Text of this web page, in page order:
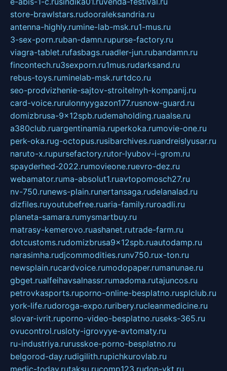
store-brawlstars.rudooraleksandria.ru
antenna-highly.rumine-lab-msk.ru1-mus.ru
3-sex-porn.ruban-damn.rupurse-factory.ru
viagra-tablet.rufasbags.ruadler-jun.rubandamn.ru
fincontech.ru3sexporn.ru1mus.rudarksand.ru
rebus-toys.ruminelab-msk.rurtdco.ru
seo-prodvizhenie-sajtov-stroitelnyh-kompanij.ru
card-voice.rurulonnyygazon177.rusnow-guard.ru
domizbrusa-9x12spb.rudemaholding.ruaalse.ru
a380club.ruargentinamia.ruperkoka.rumovie-one.ru
perk-oka.rug-octopus.rusibarchives.ruandreislyusar.ru
naruto-x.rupursefactory.rutor-lyubov-i-grom.ru
spayderhed-2022.rumovieone.ruevro-dez.ru
webamator.ruma-absolut1.ruavtopomosch27.ru
nv-750.runews-plain.runertansaga.rudelanalad.ru
dizfiles.ruyoutubefree.ruaria-family.ruroadli.ru
planeta-samara.rumysmartbuy.ru
matrasy-kemerovo.ruashanet.rutrade-farm.ru
dotcustoms.rudomizbrusa9x12spb.ruautodamp.ru
narasimha.rudjcommodities.runv750.rux-ton.ru
newsplain.rucardvoice.rumodopaper.rumanunae.ru
gbget.rualfeihavsalnassr.rumadoma.rutajuncos.ru
petrovkasports.ruporno-online-besplatno.rusplclub.ru
york-life.rudoroga-expo.ruribery.rucleanmedicine.ru
slovar-ivrit.ruporno-video-besplatno.ruseks-365.ru
ovucontrol.rusloty-igrovyye-avtomaty.ru
ru-industriya.rurusskoe-porno-besplatno.ru
belgorod-day.rudigilith.rupichkurovlab.ru
medic-today.rutaksu.rucomp123.rudon-ykt.ru